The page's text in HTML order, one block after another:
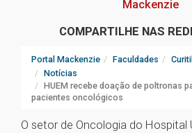
Mackenzie
COMPARTILHE NAS
Portal Mackenzie Faculdades
Notícias
HUEM recebe doação de poltronas
pacientes oncológicos
O setor de Oncologia do Hospital